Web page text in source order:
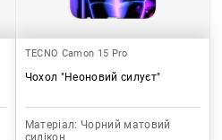
TECNO Camon 15 Pro
Чохол "Неоновий силуєт"
Матеріал: Чорний матовий
силікон